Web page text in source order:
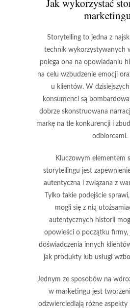
Storytelling to jedna z
technik wykorzystywanych
polega ona na opowiadaniu
na celu wzbudzenie emocji
u klientów. W
konsumenci są
dobrze skonstruowana
markę na tle konkurencji i
odbiorcami.
Kluczowym elementem
storytellingu jest
autentyczna i związana z
Tylko takie podejście
mogli się z nią
autentycznych historii
opowieści o początku firmy,
doświadczenia innych
jak produkty lub usługi
Jednym ze sposobów na
w marketingu jest
odzwierciedlają różne